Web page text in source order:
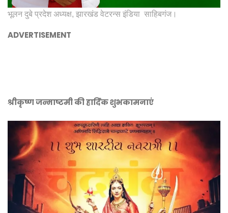
भूलन दुबे प्रदेश अध्यक्ष, झारखंड वेटरन्स इंडिया साहिबगंज।
ADVERTISEMENT
श्रीकृष्ण जन्माष्टमी की हार्दिक शुभकामनाएं